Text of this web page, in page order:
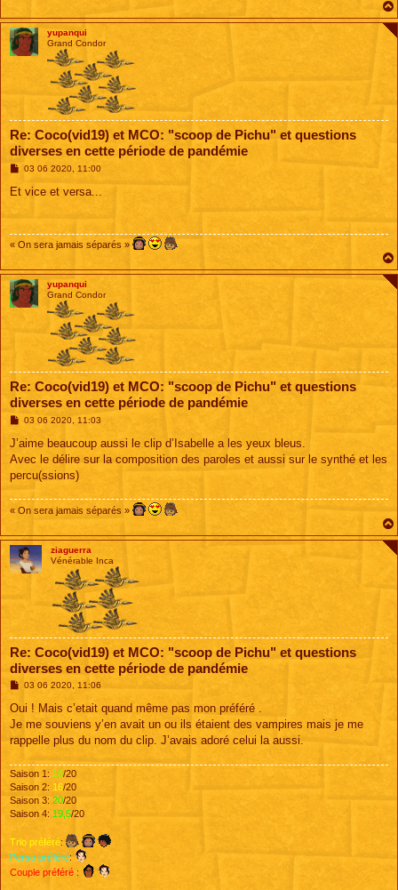
yupanqui
Grand Condor
Re: Coco(vid19) et MCO: "scoop de Pichu" et questions
diverses en cette période de pandémie
M
s
03 06 2020, 11:00
Et vice et versa...
« On sera jamais séparés »
yupanqui
Grand Condor
Re: Coco(vid19) et MCO: "scoop de Pichu" et questions
diverses en cette période de pandémie
M
s
a
g
03 06 2020, 11:03
J’aime beaucoup aussi le clip d’Isabelle a les yeux bleus.
Avec le délire sur la composition des paroles et aussi sur le synthé et les
percu(ssions)
« On sera jamais séparés »
ziaguerra
Vénérable Inca
Re: Coco(vid19) et MCO: "scoop de Pichu" et questions
diverses en cette période de pandémie
M
s
a
g
e
03 06 2020, 11:06
Oui ! Mais c’etait quand même pas mon préféré .
Je me souviens y’en avait un ou ils étaient des vampires mais je me
rappelle plus du nom du clip. J’avais adoré celui la aussi.
Saison 1: 18/20
Saison 2: 16/20
Saison 3: 20/20
Saison 4: 19,5/20
Trio préféré:
Perso préféré:
Couple préféré :